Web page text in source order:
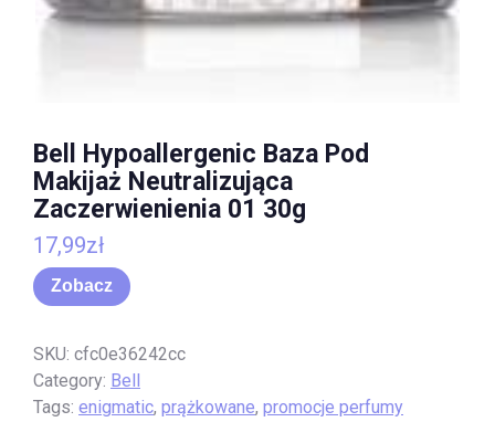
Bell Hypoallergenic Baza Pod
Makijaż Neutralizująca
Zaczerwienienia 01 30g
17,99zł
Zobacz
SKU: cfc0e36242cc
Category: Bell
Tags: enigmatic, prążkowane, promocje perfumy